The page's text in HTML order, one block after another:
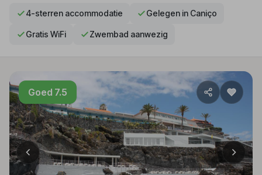
4-sterren accommodatie Gelegen in Caniço
Gratis WiFi Zwembad aanwezig
Goed 7.5